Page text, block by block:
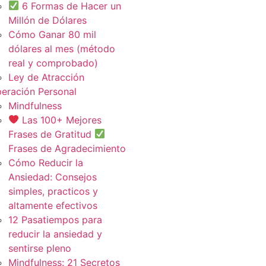
6 Formas de Hacer un
Millón de Dólares
Cómo Ganar 80 mil
dólares al mes (método
real y comprobado)
Ley de Atracción
Personal
Mindfulness
Las 100+ Mejores
Frases de Gratitud
Frases de Agradecimiento
Cómo Reducir la
Ansiedad: Consejos
simples, practicos y
altamente efectivos
12 Pasatiempos para
reducir la ansiedad y
sentirse pleno
Mindfulness: 21 Secretos